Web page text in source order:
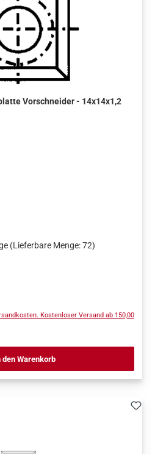
Vorschneider - 14x14x1,2
(Lieferbare Menge: 72)
Kostenloser Versand ab 150,00
den Warenkorb